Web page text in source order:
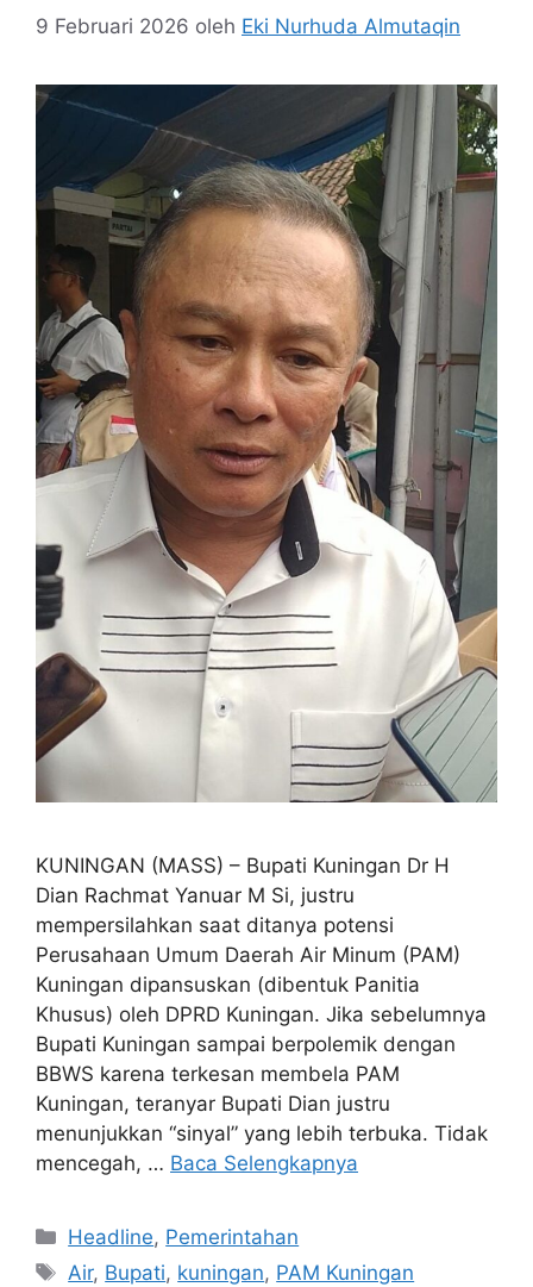
9 Februari 2026 oleh Eki Nurhuda Almutaqin
KUNINGAN (MASS) – Bupati Kuningan Dr H
Dian Rachmat Yanuar M Si, justru
mempersilahkan saat ditanya potensi
Perusahaan Umum Daerah Air Minum (PAM)
Kuningan dipansuskan (dibentuk Panitia
Khusus) oleh DPRD Kuningan. Jika sebelumnya
Bupati Kuningan sampai berpolemik dengan
BBWS karena terkesan membela PAM
Kuningan, teranyar Bupati Dian justru
menunjukkan “sinyal” yang lebih terbuka. Tidak
mencegah, … Baca Selengkapnya
Kategori
Headline, Pemerintahan
Tag
Air, Bupati, kuningan, PAM Kuningan